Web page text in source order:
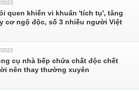
2023
quen khiến vi khuẩn 'tích tụ', tăng
cơ ngộ độc, số 3 nhiều người Việt
2023
cụ nhà bếp chứa chất độc chết
nên thay thường xuyên